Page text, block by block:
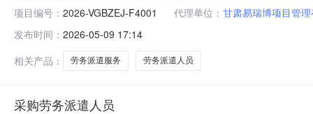
项目编号： 2026-VGBZEJ-F4001 代理单位： 甘肃易瑞博项目管
发布时间： 2026-05-09 17:14
相关产品：
劳务派遣服务 劳务派遣人员
采购劳务派遣人员